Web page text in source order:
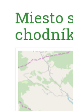
Miesto